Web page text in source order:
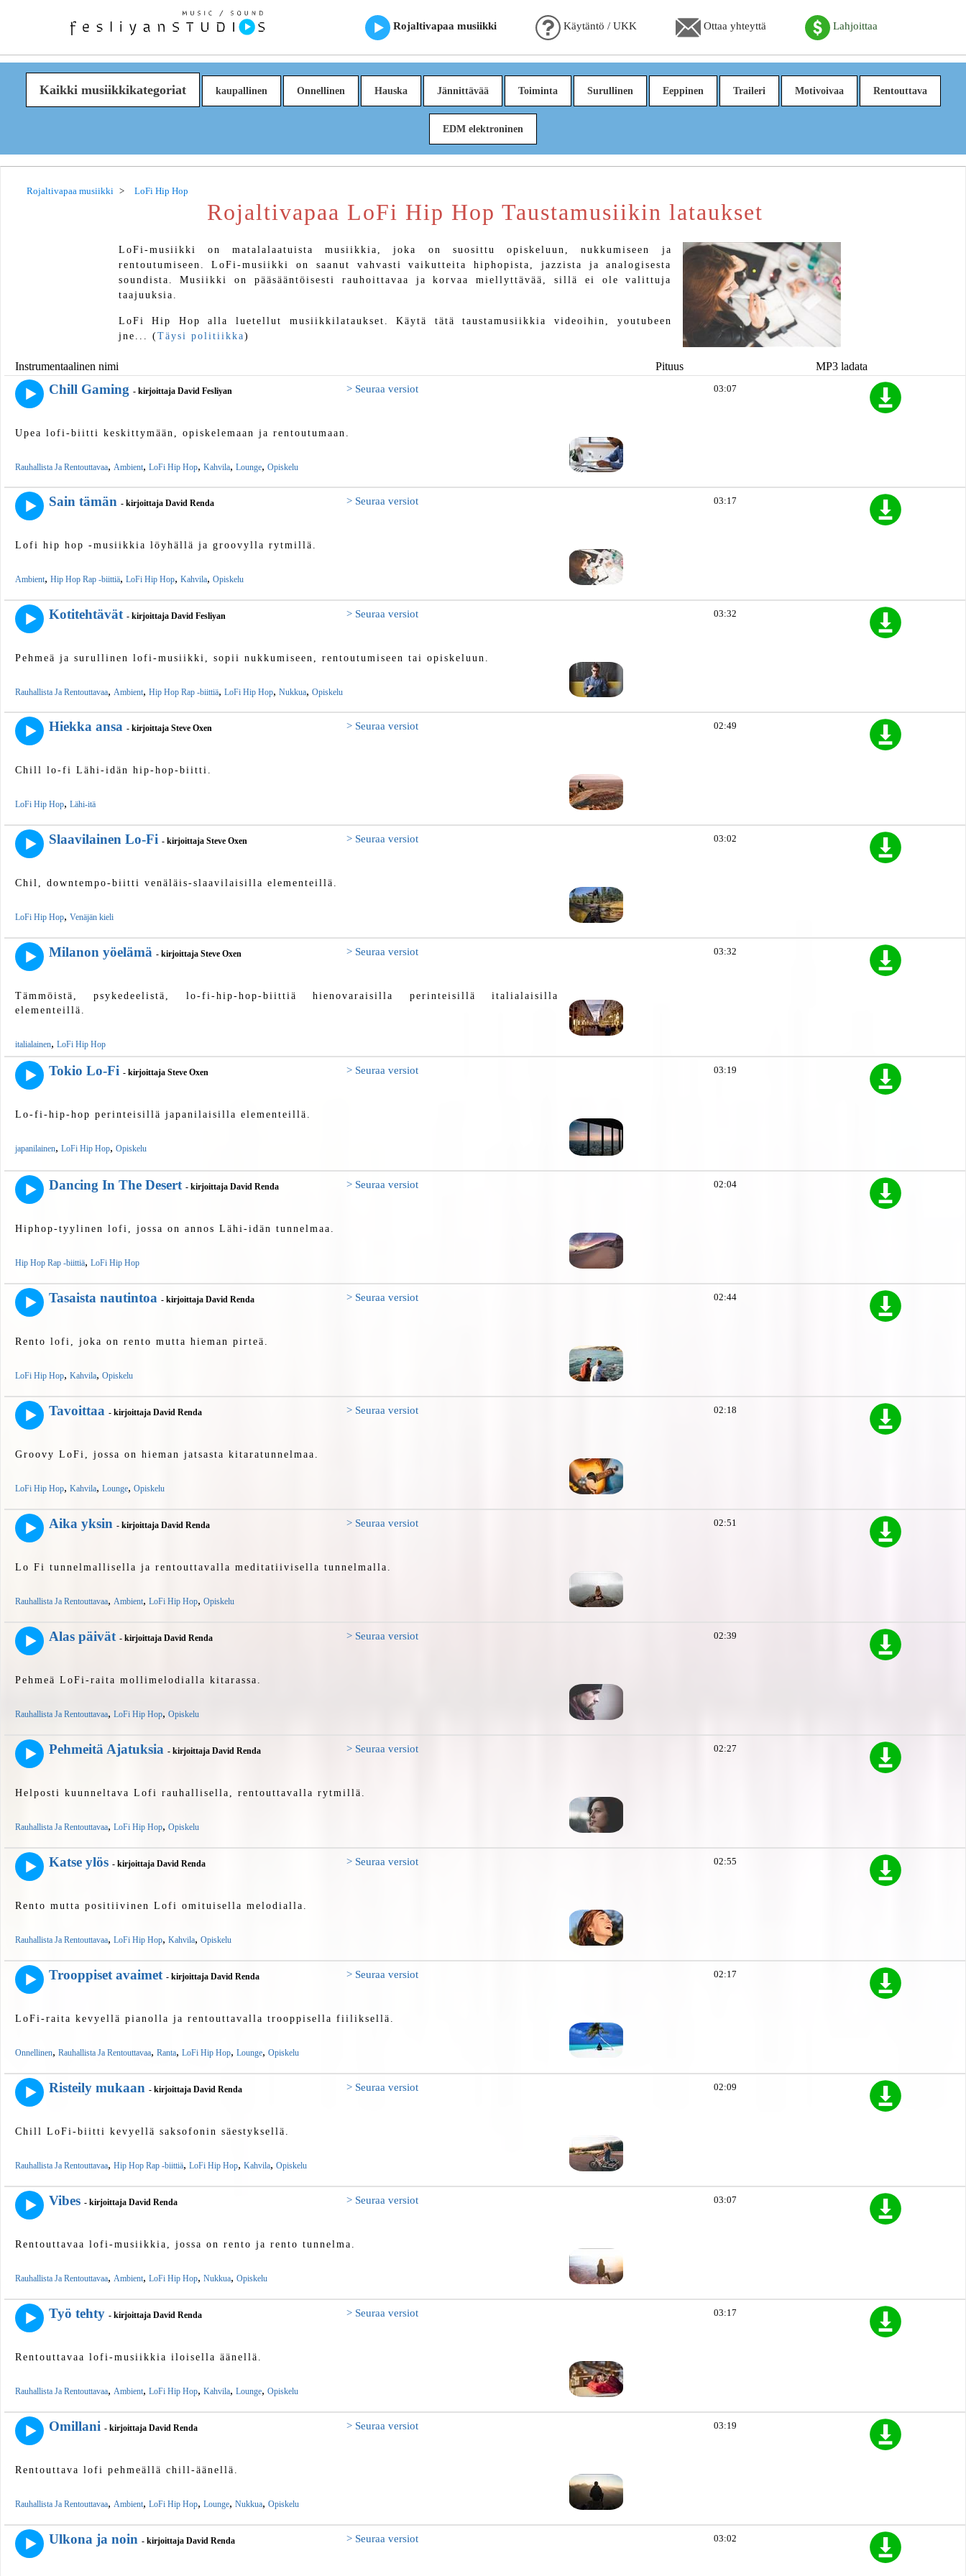
Rojaltivapaa musiikki Käytäntö / UKK Ottaa yhteyttä Lahjoittaa
Kaikki musiikkikategoriat kaupallinen Onnellinen Hauska Jännittävää Toiminta Surullinen Eeppinen Traileri Motivoivaa Rentouttava
EDM elektroninen
Rojaltivapaa musiikki LoFi Hip Hop
Rojaltivapaa LoFi Hip Hop Taustamusiikin lataukset
LoFi-musiikki on matalalaatuista musiikkia, joka on suosittu opiskeluun, nukkumiseen ja
rentoutumiseen. LoFi-musiikki on saanut vahvasti vaikutteita hiphopista, jazzista ja analogisesta
soundista. Musiikki on pääsääntöisesti rauhoittavaa ja korvaa miellyttävää, sillä ei ole valittuja
taajuuksia.
LoFi Hip Hop alla luetellut musiikkilataukset. Käytä tätä taustamusiikkia videoihin, youtubeen
jne... (Täysi politiikka)
Instrumentaalinen nimi Pituus MP3 ladata
Chill Gaming - kirjoittaja David Fesliyan > Seuraa versiot
Upea lofi-biitti keskittymään, opiskelemaan ja rentoutumaan.
Rauhallista Ja Rentouttavaa, Ambient, LoFi Hip Hop, Kahvila, Lounge, Opiskelu
03:07
Sain tämän - kirjoittaja David Renda > Seuraa versiot
Lofi hip hop -musiikkia löyhällä ja groovylla rytmillä.
Ambient, Hip Hop Rap -biittiä, LoFi Hip Hop, Kahvila, Opiskelu
03:17
Kotitehtävät - kirjoittaja David Fesliyan > Seuraa versiot
Pehmeä ja surullinen lofi-musiikki, sopii nukkumiseen, rentoutumiseen tai opiskeluun.
Rauhallista Ja Rentouttavaa, Ambient, Hip Hop Rap -biittiä, LoFi Hip Hop, Nukkua, Opiskelu
03:32
Hiekka ansa - kirjoittaja Steve Oxen > Seuraa versiot
Chill lo-fi Lähi-idän hip-hop-biitti.
LoFi Hip Hop, Lähi-itä
02:49
Slaavilainen Lo-Fi - kirjoittaja Steve Oxen > Seuraa versiot
Chil, downtempo-biitti venäläis-slaavilaisilla elementeillä.
LoFi Hip Hop, Venäjän kieli
03:02
Milanon yöelämä - kirjoittaja Steve Oxen > Seuraa versiot
Tämmöistä, psykedeelistä, lo-fi-hip-hop-biittiä hienovaraisilla perinteisillä italialaisilla
elementeillä.
italialainen, LoFi Hip Hop
03:32
Tokio Lo-Fi - kirjoittaja Steve Oxen > Seuraa versiot
Lo-fi-hip-hop perinteisillä japanilaisilla elementeillä.
japanilainen, LoFi Hip Hop, Opiskelu
03:19
Dancing In The Desert - kirjoittaja David Renda > Seuraa versiot
Hiphop-tyylinen lofi, jossa on annos Lähi-idän tunnelmaa.
Hip Hop Rap -biittiä, LoFi Hip Hop
02:04
Tasaista nautintoa - kirjoittaja David Renda > Seuraa versiot
Rento lofi, joka on rento mutta hieman pirteä.
LoFi Hip Hop, Kahvila, Opiskelu
02:44
Tavoittaa - kirjoittaja David Renda > Seuraa versiot
Groovy LoFi, jossa on hieman jatsasta kitaratunnelmaa.
LoFi Hip Hop, Kahvila, Lounge, Opiskelu
02:18
Aika yksin - kirjoittaja David Renda > Seuraa versiot
Lo Fi tunnelmallisella ja rentouttavalla meditatiivisella tunnelmalla.
Rauhallista Ja Rentouttavaa, Ambient, LoFi Hip Hop, Opiskelu
02:51
Alas päivät - kirjoittaja David Renda > Seuraa versiot
Pehmeä LoFi-raita mollimelodialla kitarassa.
Rauhallista Ja Rentouttavaa, LoFi Hip Hop, Opiskelu
02:39
Pehmeitä Ajatuksia - kirjoittaja David Renda > Seuraa versiot
Helposti kuunneltava Lofi rauhallisella, rentouttavalla rytmillä.
Rauhallista Ja Rentouttavaa, LoFi Hip Hop, Opiskelu
02:27
Katse ylös - kirjoittaja David Renda > Seuraa versiot
Rento mutta positiivinen Lofi omituisella melodialla.
Rauhallista Ja Rentouttavaa, LoFi Hip Hop, Kahvila, Opiskelu
02:55
Trooppiset avaimet - kirjoittaja David Renda > Seuraa versiot
LoFi-raita kevyellä pianolla ja rentouttavalla trooppisella fiiliksellä.
Onnellinen, Rauhallista Ja Rentouttavaa, Ranta, LoFi Hip Hop, Lounge, Opiskelu
02:17
Risteily mukaan - kirjoittaja David Renda > Seuraa versiot
Chill LoFi-biitti kevyellä saksofonin säestyksellä.
Rauhallista Ja Rentouttavaa, Hip Hop Rap -biittiä, LoFi Hip Hop, Kahvila, Opiskelu
02:09
Vibes - kirjoittaja David Renda > Seuraa versiot
Rentouttavaa lofi-musiikkia, jossa on rento ja rento tunnelma.
Rauhallista Ja Rentouttavaa, Ambient, LoFi Hip Hop, Nukkua, Opiskelu
03:07
Työ tehty - kirjoittaja David Renda > Seuraa versiot
Rentouttavaa lofi-musiikkia iloisella äänellä.
Rauhallista Ja Rentouttavaa, Ambient, LoFi Hip Hop, Kahvila, Lounge, Opiskelu
03:17
Omillani - kirjoittaja David Renda > Seuraa versiot
Rentouttava lofi pehmeällä chill-äänellä.
Rauhallista Ja Rentouttavaa, Ambient, LoFi Hip Hop, Lounge, Nukkua, Opiskelu
03:19
Ulkona ja noin - kirjoittaja David Renda > Seuraa versiot 03:02